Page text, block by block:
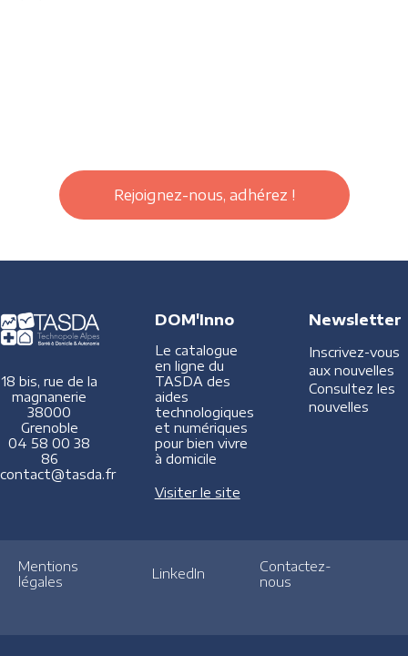
Rejoignez-nous, adhérez !
18 bis, rue de la
magnanerie
38000
Grenoble
04 58 00 38
86
contact@tasda.fr
DOM'Inno
Le catalogue
en ligne du
TASDA des
aides
technologiques
et numériques
pour bien vivre
à domicile
Visiter le site
Newsletter
Inscrivez-vous
aux nouvelles
Consultez les
nouvelles
Mentions
légales
LinkedIn
Contactez-
nous